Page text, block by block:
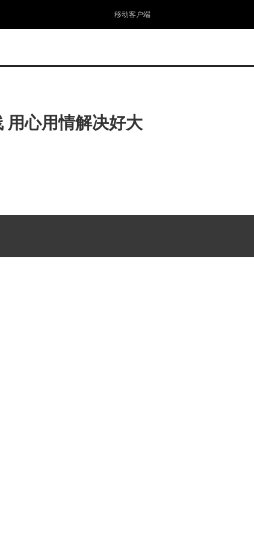
移动客户端
用心用情解决好大